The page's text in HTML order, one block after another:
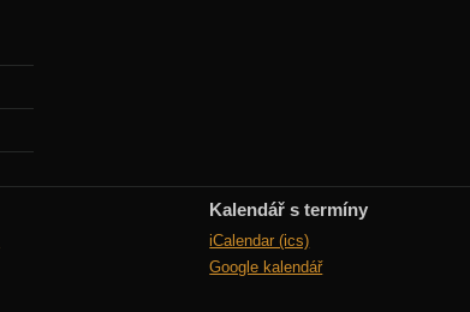
Kalendář s termíny
iCalendar (ics)
Google kalendář